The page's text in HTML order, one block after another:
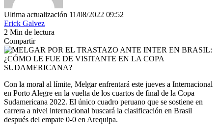
Ultima actualización 11/08/2022 09:52
Erick Galvez
2 Min de lectura
Compartir
Con la moral al límite, Melgar enfrentará este jueves a Internacional
en Porto Alegre en la vuelta de los cuartos de final de la Copa
Sudamericana 2022. El único cuadro peruano que se sostiene en
carrera a nivel internacional buscará la clasificación en Brasil
después del empate 0-0 en Arequipa.